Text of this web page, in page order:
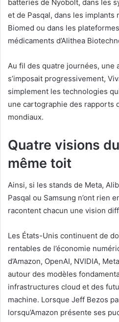
batteries de Nyobolt, dans les
et de Pasqal, dans les implants
Biomed ou dans les
médicaments d’Alithea
Au fil des quatre journées, une
s’imposait progressivement,
simplement les technologies
une cartographie des rapports
mondiaux.
Quatre visions
même toit
Ainsi, si les stands de Meta,
Pasqal ou Samsung n’ont rien
racontent chacun une vision
Les États-Unis continuent de
rentables de l’économie
d’Amazon, OpenAI, NVIDIA,
autour des modèles
infrastructures cloud et des
machine. Lorsque Jeff Bezos
lorsqu’Amazon présente ses